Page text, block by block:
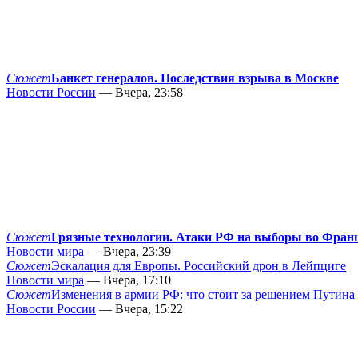
СюжетБанкет генералов. Последствия взрыва в Москве
Новости России — Вчера, 23:58
СюжетГрязные технологии. Атаки РФ на выборы во
Новости мира — Вчера, 23:39
СюжетЭскалация для Европы. Российский дрон в Лейпциге
Новости мира — Вчера, 17:10
СюжетИзменения в армии РФ: что стоит за решением Путина
Новости России — Вчера, 15:22